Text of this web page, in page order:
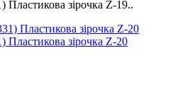
Пластикова зірочка Z-19..
Пластикова зірочка Z-20